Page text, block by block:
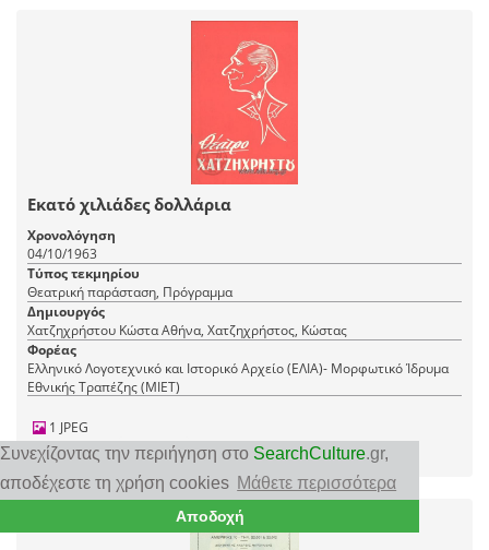
Συνεχίζοντας την περιήγηση στο SearchCulture.gr,
αποδέχεστε τη χρήση cookies Μάθετε περισσότερα
Αποδοχή
Εκατό χιλιάδες δολλάρια
Χρονολόγηση
04/10/1963
Τύπος τεκμηρίου
Θεατρική παράσταση, Πρόγραμμα
Δημιουργός
Χατζηχρήστου Κώστα Αθήνα, Χατζηχρήστος, Κώστας
Φορέας
Ελληνικό Λογοτεχνικό και Ιστορικό Αρχείο (ΕΛΙΑ)- Μορφωτικό Ίδρυμα
Εθνικής Τραπέζης (ΜΙΕΤ)
1 JPEG
RDF
| CC BY 4.0